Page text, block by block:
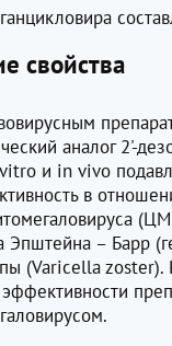
свойства
аналог 2'-
и in vivo
в
Эпштейна – Барр
(Varicella